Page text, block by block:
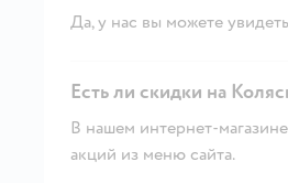
Да, у нас вы можете
Есть ли скидки на
В нашем интернет-
акций из меню сайта.